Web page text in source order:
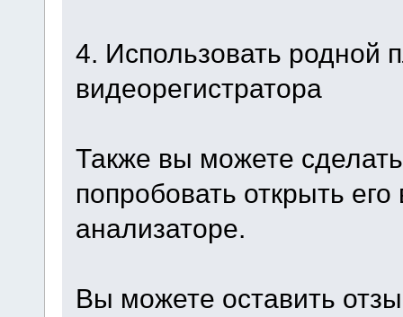
4. Использовать родной
видеорегистратора
Также вы можете
попробовать открыть
анализаторе.
Вы можете оставить